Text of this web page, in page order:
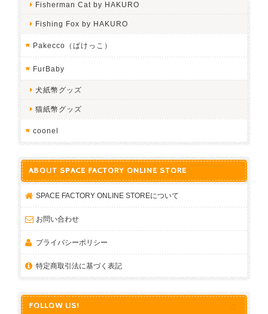
Fisherman Cat by HAKURO
Fishing Fox by HAKURO
Pakecco（ぱけっこ）
FurBaby
犬紙幣グッズ
猫紙幣グッズ
coonel
ABOUT SPACE FACTORY ONLINE STORE
SPACE FACTORY ONLINE STOREについて
お問い合わせ
プライバシーポリシー
特定商取引法に基づく表記
FOLLOW US!